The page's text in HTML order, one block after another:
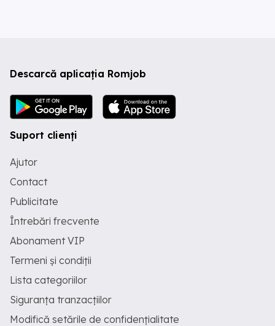
Descarcă aplicația Romjob
Suport clienți
Ajutor
Contact
Publicitate
Întrebări frecvente
Abonament VIP
Termeni și condiții
Lista categoriilor
Siguranța tranzacțiilor
Modifică setările de confidențialitate